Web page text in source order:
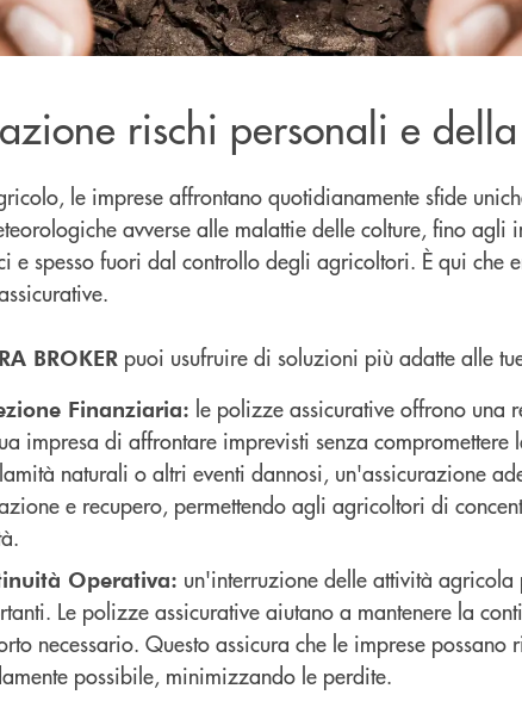
rischi personali e
le imprese affrontano quotidianamente sfide
avverse alle malattie delle colture, fino agli
e spesso fuori dal controllo degli agricoltori. È qui che
BROKER puoi usufruire di soluzioni più adatte alle
Finanziaria: le polizze assicurative offrono una
impresa di affrontare imprevisti senza compromettere
naturali o altri eventi dannosi, un'assicurazione
e recupero, permettendo agli agricoltori di
Operativa: un'interruzione delle attività agricola
Le polizze assicurative aiutano a mantenere la
necessario. Questo assicura che le imprese
possibile, minimizzando le perdite.